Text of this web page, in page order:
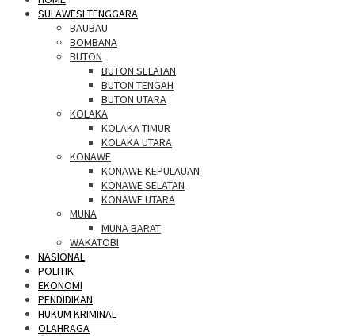
SULAWESI TENGGARA
BAUBAU
BOMBANA
BUTON
BUTON SELATAN
BUTON TENGAH
BUTON UTARA
KOLAKA
KOLAKA TIMUR
KOLAKA UTARA
KONAWE
KONAWE KEPULAUAN
KONAWE SELATAN
KONAWE UTARA
MUNA
MUNA BARAT
WAKATOBI
NASIONAL
POLITIK
EKONOMI
PENDIDIKAN
HUKUM KRIMINAL
OLAHRAGA